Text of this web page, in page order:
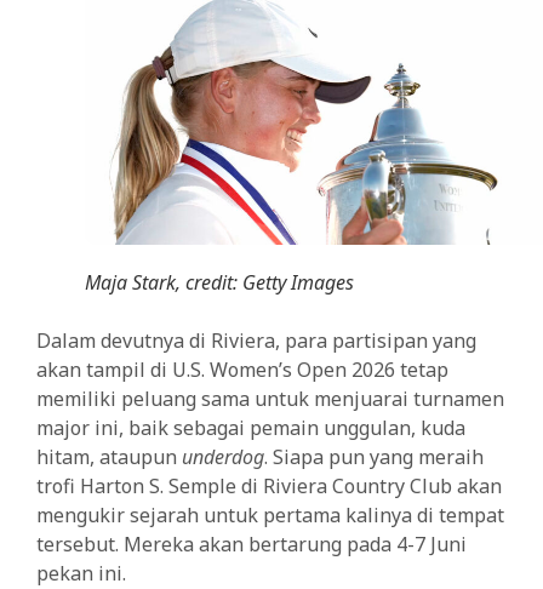
Maja Stark, credit: Getty Images
Dalam devutnya di Riviera, para partisipan yang
akan tampil di U.S. Women’s Open 2026 tetap
memiliki peluang sama untuk menjuarai turnamen
major ini, baik sebagai pemain unggulan, kuda
hitam, ataupun underdog. Siapa pun yang meraih
trofi Harton S. Semple di Riviera Country Club akan
mengukir sejarah untuk pertama kalinya di tempat
tersebut. Mereka akan bertarung pada 4-7 Juni
pekan ini.